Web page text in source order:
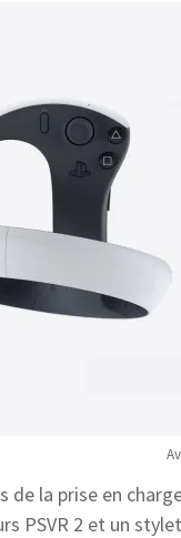
de la prise en
PSVR 2 et un